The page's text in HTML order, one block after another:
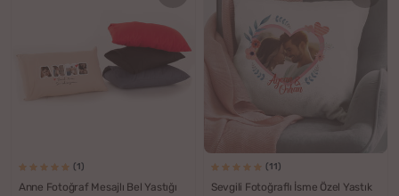
(1)
Anne Fotoğraf Mesajlı Bel Yastığı
(11)
Sevgili Fotoğraflı İsme Özel Yastık